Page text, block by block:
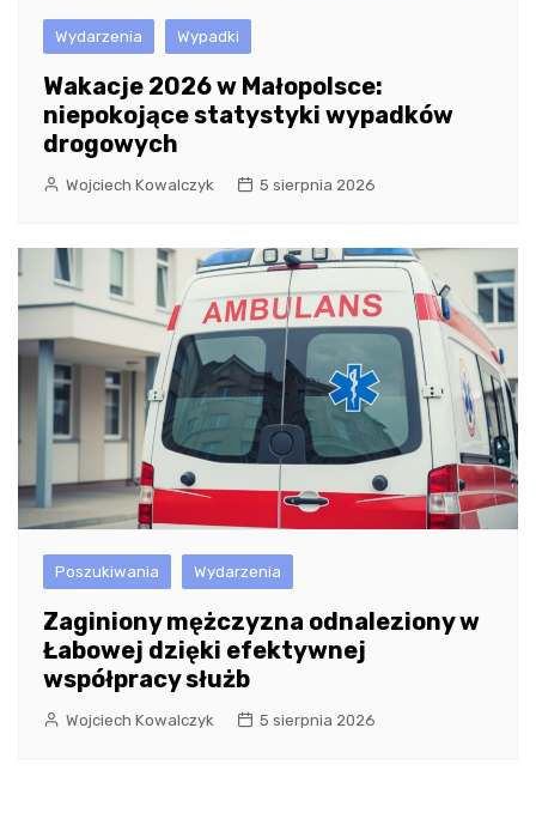
Wydarzenia Wypadki
Wakacje 2026 w Małopolsce:
niepokojące statystyki wypadków
drogowych
Wojciech Kowalczyk 5 sierpnia 2026
Poszukiwania Wydarzenia
Zaginiony mężczyzna odnaleziony w
Łabowej dzięki efektywnej
współpracy służb
Wojciech Kowalczyk 5 sierpnia 2026